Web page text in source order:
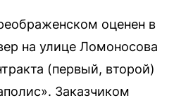
оценен в
на улице Ломоносова
(первый, второй)
Заказчиком